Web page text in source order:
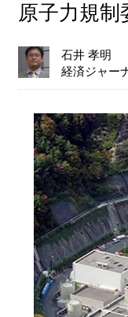
原子力規
石井 孝明
経済ジャー